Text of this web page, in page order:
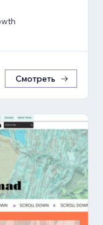
Смотреть